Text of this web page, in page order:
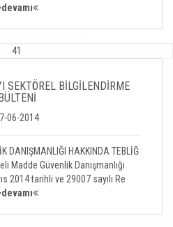
devamı
41
SEKTÖREL BİLGİLENDİRME
06-2014
DANIŞMANLIĞI HAKKINDA TEBLİĞ
Madde Güvenlik Danışmanlığı
2014 tarihli ve 29007 sayılı Re
devamı